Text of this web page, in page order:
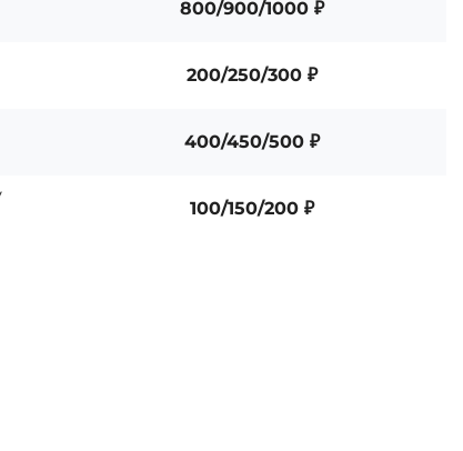
800/900/1000 ₽
200/250/300 ₽
400/450/500 ₽
100/150/200 ₽